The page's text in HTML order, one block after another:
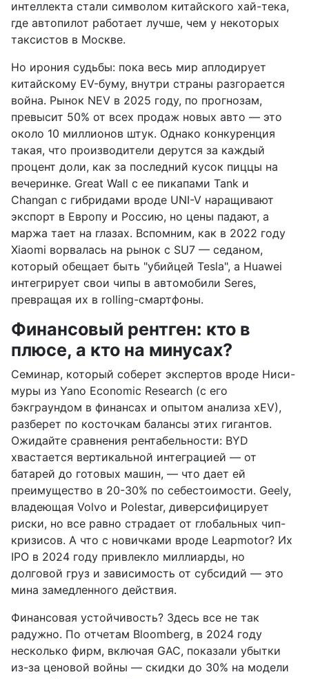
интеллекта стали символом китайского хай-тека,
где автопилот работает лучше, чем у некоторых
таксистов в Москве.
Но ирония судьбы: пока весь мир аплодирует
китайскому EV-буму, внутри страны разгорается
война. Рынок NEV в 2025 году, по прогнозам,
превысит 50% от всех продаж новых авто — это
около 10 миллионов штук. Однако конкуренция
такая, что производители дерутся за каждый
процент доли, как за последний кусок пиццы на
вечеринке. Great Wall с ее пикапами Tank и
Changan с гибридами вроде UNI-V наращивают
экспорт в Европу и Россию, но цены падают, а
маржа тает на глазах. Вспомним, как в 2022 году
Xiaomi ворвалась на рынок с SU7 — седаном,
который обещает быть "убийцей Tesla", а Huawei
интегрирует свои чипы в автомобили Seres,
превращая их в rolling-смартфоны.
Финансовый рентген: кто в
плюсе, а кто на минусах?
Семинар, который соберет экспертов вроде Ниси-
муры из Yano Economic Research (с его
бэкграундом в финансах и опытом анализа xEV),
разберет по косточкам балансы этих гигантов.
Ожидайте сравнения рентабельности: BYD
хвастается вертикальной интеграцией — от
батарей до готовых машин, — что дает ей
преимущество в 20-30% по себестоимости. Geely,
владеющая Volvo и Polestar, диверсифицирует
риски, но все равно страдает от глобальных чип-
кризисов. А что с новичками вроде Leapmotor? Их
IPO в 2024 году привлекло миллиарды, но
долговой груз и зависимость от субсидий — это
мина замедленного действия.
Финансовая устойчивость? Здесь все не так
радужно. По отчетам Bloomberg, в 2024 году
несколько фирм, включая GAC, показали убытки
из-за ценовой войны — скидки до 30% на модели